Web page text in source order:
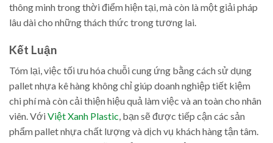
thông minh trong thời điểm hiện tại, mà còn là một giải pháp
lâu dài cho những thách thức trong tương lai.
Kết Luận
Tóm lại, việc tối ưu hóa chuỗi cung ứng bằng cách sử dụng
pallet nhựa kê hàng không chỉ giúp doanh nghiệp tiết kiệm
chi phí mà còn cải thiện hiệu quả làm việc và an toàn cho nhân
viên. VớiViệt Xanh Plastic, bạn sẽ được tiếp cận các sản
phẩm pallet nhựa chất lượng và dịch vụ khách hàng tận tâm.